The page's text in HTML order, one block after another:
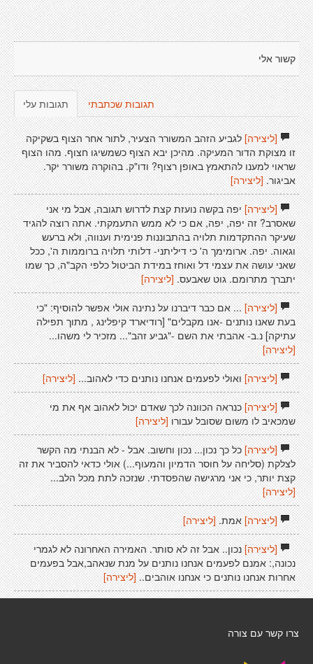
קשור אלי
תגובות עלי תגובות שכתבתי
[ליצירה]לגביע הזהב המשורר הצעיר, לתור אחר הצוף בשקיקה
זו מצוקת הדור המעיקה. מהיכן יבא הצוף כשמשיגו חצוף. מהו הצוף
שראוי למענו להתאמץ באופן רצוף? ודו"ק. בהוקרה משורר יקר.
אביגור. [ליצירה]
[ליצירה]יפה בקשה נועזת קצת לדרוש תגובה, אבל מי אני
שאסרב? זה יפה, יפה, אם כי לא ממש התעמקתי. אתה רוצה להגיד
שעיקר ההתקדמות תלויה בהתבוננות פנימית וענווה, ולא ברעש
וגאוה. יפה. ארומימך ה' כי דיליתני- דלותי תלויה ברוממות ה', ככל
שאני עושה את עצמי דל ואוחז במידת הביטול כלפי הקב"ה, כך שמו
יתברך מתרומם. גוט שאבעס. [ליצירה]
[ליצירה]... אם כבר דיברנו על נתינה אולי אפשר להוסיף: "כי
בעת שאנו נותנים -אנו מקבלים" [רודיארד קיפלינג , מתוך תפילה
עתיקה] נ.ב- אהבתי את השם -"גביע זהב"... מזכיר לי משהו...
[ליצירה]
[ליצירה]ואולי לפעמים אנחנו נותנים כדי לאהוב... [ליצירה]
[ליצירה]כנראה הכוונה לכך שאדם יכול לאהוב אף את מי
שמכאיב לו משום שסובל עבורו [ליצירה]
[ליצירה]כל כך נכון... נכון וחשוב. אבל - לא הבנתי מה הקשר
לצלקת (סליחה על חוסר הדמיון והמעוף...) אולי כדאי להסביר את זה
קצת יותר, כי אני מרגישה שהפסדתי. שנזכה לתת מכל הלב...
[ליצירה]
[ליצירה]אמת. [ליצירה]
[ליצירה]נכון.. אבל זה לא סותר. האמירה האחרונה לא לגמרי
נכונה,: אמנם לפעמים אנחנו נותנים על מנת שנאהב,אבל בפעמים
אחרות אנחנו נותנים כי אנחנו אוהבים.. [ליצירה]
צרו קשר עם צורה